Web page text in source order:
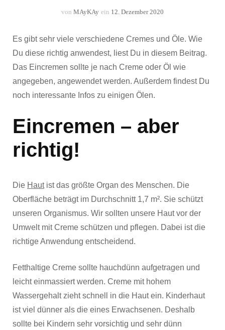
von MAyKAy ein 12. Dezember 2020
Es gibt sehr viele verschiedene Cremes und Öle. Wie
Du diese richtig anwendest, liest Du in diesem Beitrag.
Das Eincremen sollte je nach Creme oder Öl wie
angegeben, angewendet werden. Außerdem findest Du
noch interessante Infos zu einigen Ölen.
Eincremen – aber
richtig!
Die Hautist das größte Organ des Menschen. Die
Oberfläche beträgt im Durchschnitt 1,7 m². Sie schützt
unseren Organismus. Wir sollten unsere Haut vor der
Umwelt mit Creme schützen und pflegen. Dabei ist die
richtige Anwendung entscheidend.
Fetthaltige Creme sollte hauchdünn aufgetragen und
leicht einmassiert werden. Creme mit hohem
Wassergehalt zieht schnell in die Haut ein. Kinderhaut
ist viel dünner als die eines Erwachsenen. Deshalb
sollte bei Kindern sehr vorsichtig und sehr dünn